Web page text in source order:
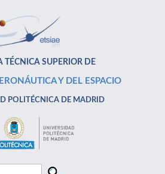
TÉCNICA SUPERIOR DE
Y DEL ESPACIO
POLITÉCNICA DE MADRID